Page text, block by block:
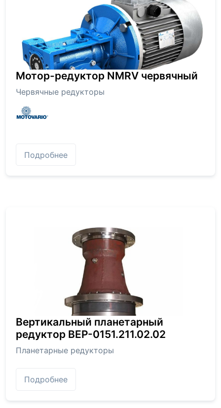
Мотор-редуктор NMRV червячный
Червячные редукторы
Подробнее
Вертикальный планетарный
редуктор BEP-0151.211.02.02
Планетарные редукторы
Подробнее